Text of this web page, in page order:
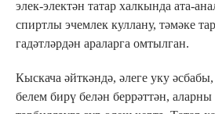
элек-электән татар халкында ата-
спиртлы эчемлек куллану, тәмәке
гадәтләрдән араларга омтылган.
Кыскача әйткәндә, әлеге уку
белем бирү белән беррәттән,